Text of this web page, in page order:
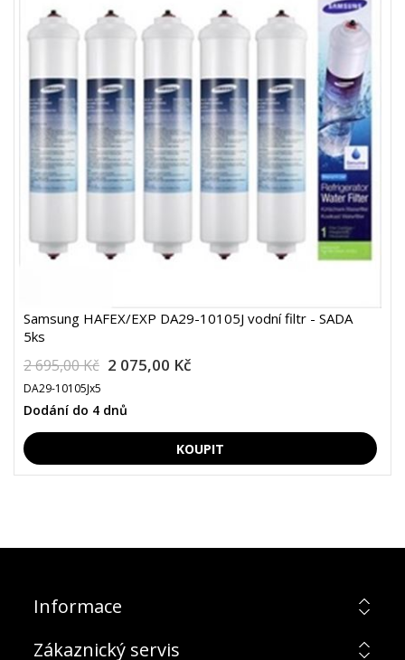
Samsung HAFEX/EXP DA29-10105J vodní filtr - SADA
5ks
2 695,00 Kč 2 075,00 Kč
DA29-10105Jx5
Dodání do 4 dnů
Informace
Zákaznický servis